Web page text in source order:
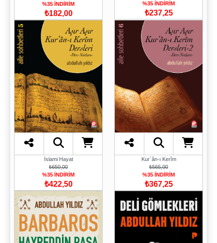
%35 İNDİRİM
₺182,00
%35 İNDİRİM
₺237,25
İslami Hayat
₺650,00
%35 İNDİRİM
₺422,50
Kur`ân-ı Kerîm
₺565,00
%35 İNDİRİM
₺367,25